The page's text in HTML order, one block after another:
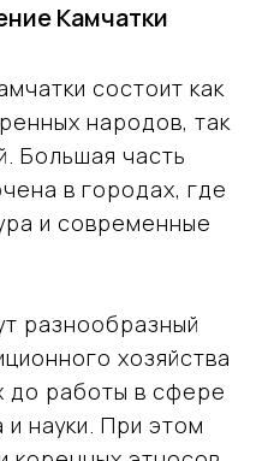
Камчатки
состоит как
народов, так
Большая часть
в городах, где
и современные
разнообразный
хозяйства
до работы в сфере
науки. При этом